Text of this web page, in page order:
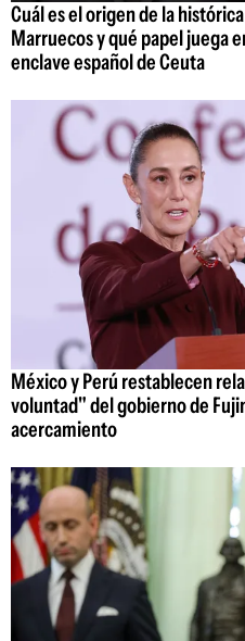
Cuál es el origen de la
Marruecos y qué papel juega
enclave español de Ceuta
México y Perú restablecen
voluntad" del gobierno de
acercamiento